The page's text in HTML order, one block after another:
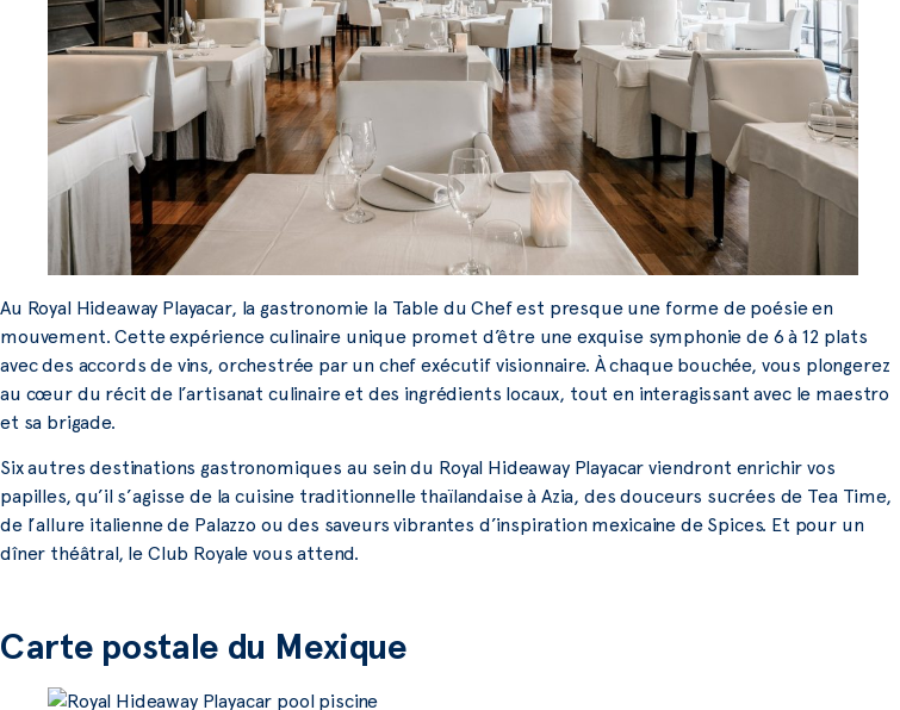
Au Royal Hideaway Playacar, la gastronomie la Table du Chef est presque une forme de poésie en
mouvement. Cette expérience culinaire unique promet d’être une exquise symphonie de 6 à 12 plats
avec des accords de vins, orchestrée par un chef exécutif visionnaire. À chaque bouchée, vous plongerez
au cœur du récit de l’artisanat culinaire et des ingrédients locaux, tout en interagissant avec le maestro
et sa brigade.
Six autres destinations gastronomiques au sein du Royal Hideaway Playacar viendront enrichir vos
papilles, qu’il s’agisse de la cuisine traditionnelle thaïlandaise à Azia, des douceurs sucrées de Tea Time,
de l’allure italienne de Palazzo ou des saveurs vibrantes d’inspiration mexicaine de Spices. Et pour un
dîner théâtral, le Club Royale vous attend.
Carte postale du Mexique